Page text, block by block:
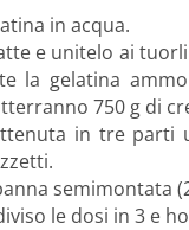
in acqua.
e unitelo ai
la gelatina
750 g di
in tre parti
semimontata
le dosi in 3 e